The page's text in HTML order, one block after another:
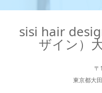
sisi hair
ザイン）
〒
東京都大